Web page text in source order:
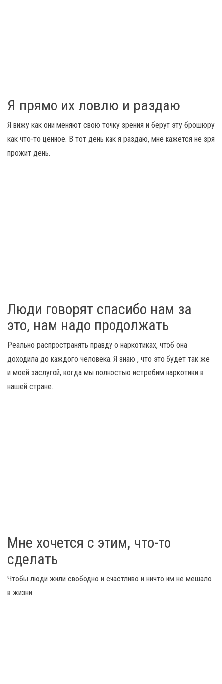
Я прямо их ловлю и раздаю
Я вижу как они меняют свою точку зрения и берут эту брошюру
как что-то ценное. В тот день как я раздаю, мне кажется не зря
прожит день.
Люди говорят спасибо нам за
это, нам надо продолжать
Реально распространять правду о наркотиках, чтоб она
доходила до каждого человека. Я знаю , что это будет так же
и моей заслугой, когда мы полностью истребим наркотики в
нашей стране.
Мне хочется с этим, что-то
сделать
Чтобы люди жили свободно и счастливо и ничто им не мешало
в жизни